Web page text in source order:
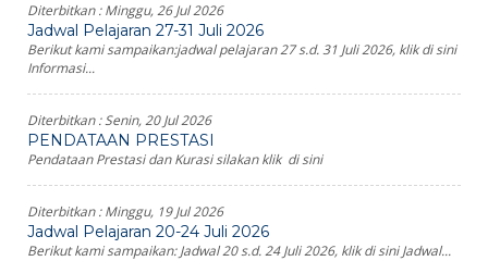
Diterbitkan :Minggu, 26 Jul 2026
Jadwal Pelajaran 27-31 Juli 2026
Berikut kami sampaikan:jadwal pelajaran 27 s.d. 31 Juli 2026, klik di sini
Informasi...
Diterbitkan :Senin, 20 Jul 2026
PENDATAAN PRESTASI
Pendataan Prestasi dan Kurasi silakan klik di sini
Diterbitkan :Minggu, 19 Jul 2026
Jadwal Pelajaran 20-24 Juli 2026
Berikut kami sampaikan: Jadwal 20 s.d. 24 Juli 2026, klik di sini Jadwal...